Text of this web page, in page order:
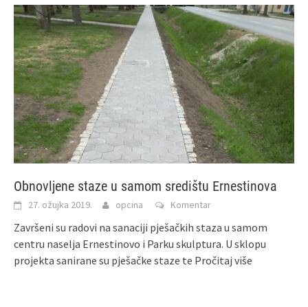
Obnovljene staze u samom središtu Ernestinova
27. ožujka 2019. opcina Komentar
Završeni su radovi na sanaciji pješačkih staza u samom
centru naselja Ernestinovo i Parku skulptura. U sklopu
projekta sanirane su pješačke staze te Pročitaj više